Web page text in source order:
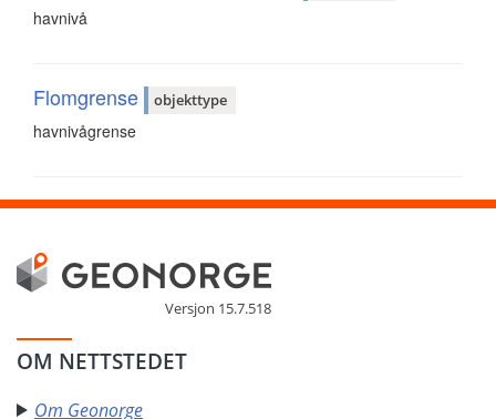
havnivå
Flomgrense objekttype
havnivågrense